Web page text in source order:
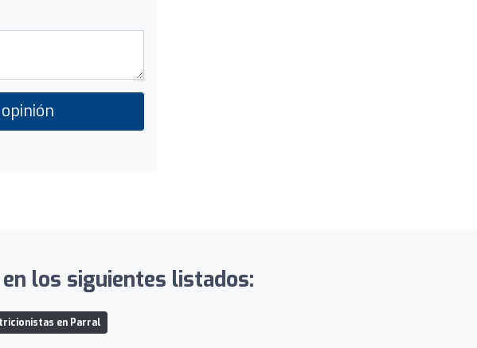
los siguientes listados:
en Parral